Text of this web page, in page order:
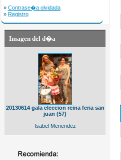
» Contrase�a olvidada
» Registro
Imagen del d�a
20130614 gala eleccion reina feria san
juan (57)
Isabel Menendez